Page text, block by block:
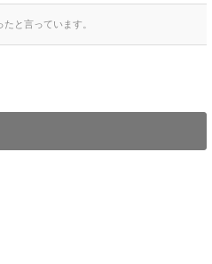
と言っています。